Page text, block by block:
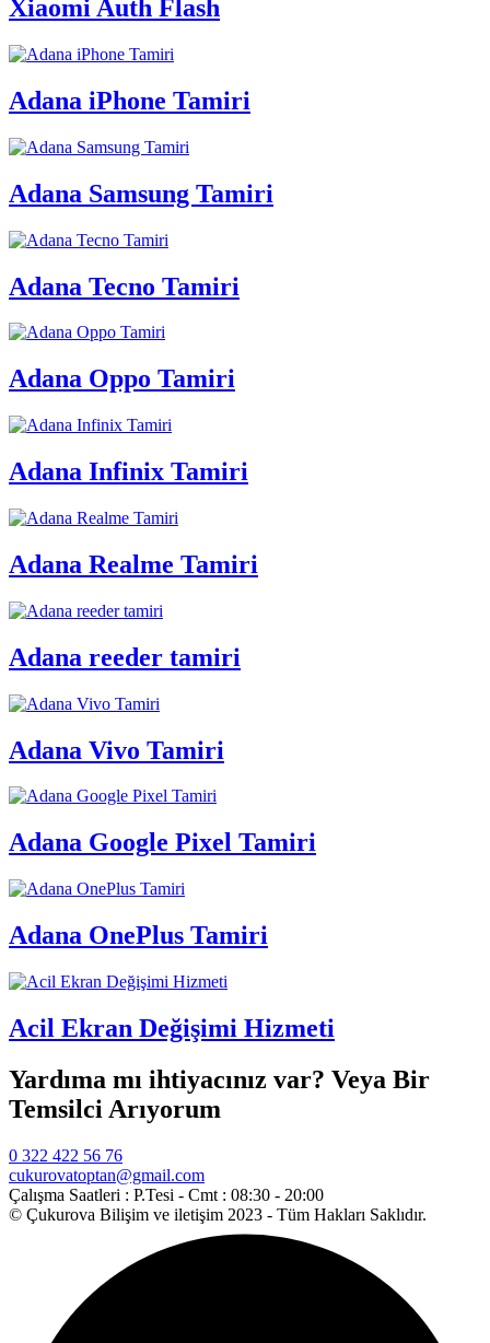
Xiaomi Auth Flash
Adana iPhone Tamiri
Adana Samsung Tamiri
Adana Tecno Tamiri
Adana Oppo Tamiri
Adana Infinix Tamiri
Adana Realme Tamiri
Adana reeder tamiri
Adana Vivo Tamiri
Adana Google Pixel Tamiri
Adana OnePlus Tamiri
Acil Ekran Değişimi Hizmeti
Yardıma mı ihtiyacınız var? Veya Bir
Temsilci Arıyorum
0 322 422 56 76
cukurovatoptan@gmail.com
Çalışma Saatleri : P.Tesi - Cmt : 08:30 - 20:00
© Çukurova Bilişim ve iletişim 2023 - Tüm Hakları Saklıdır.